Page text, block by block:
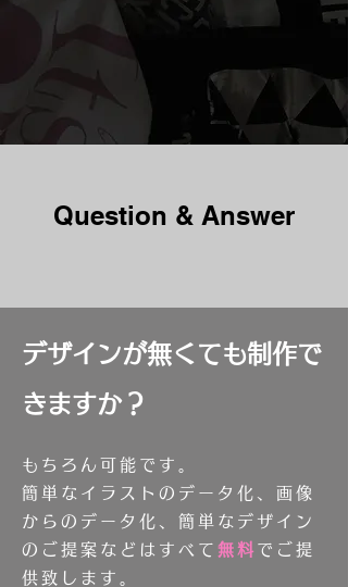
​Question & Answer
​デザインが無くても制作で
きますか？
もちろん可能です。
簡単なイラストのデータ化、画像
からのデータ化、簡単なデザイン
のご提案などはすべて 無料 でご提
供致します。